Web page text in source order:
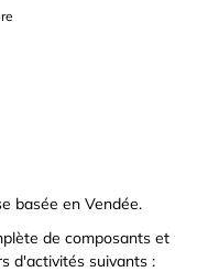
basée en Vendée.
de composants et
d'activités suivants :